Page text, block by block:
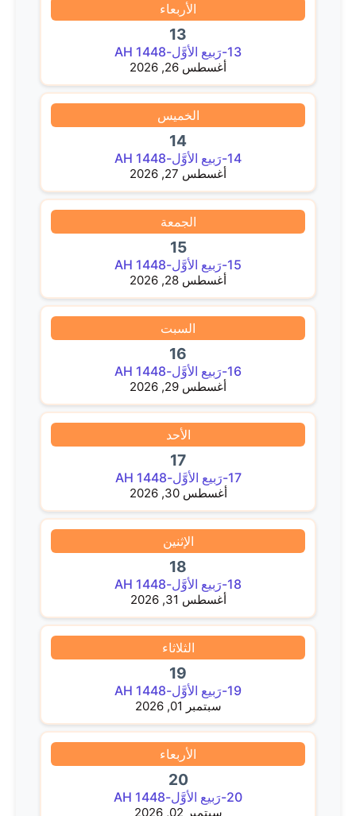
الأربعاء
13
13-رَبيع الأوَّل-1448 AH
أغسطس 26, 2026
الخميس
14
14-رَبيع الأوَّل-1448 AH
أغسطس 27, 2026
الجمعة
15
15-رَبيع الأوَّل-1448 AH
أغسطس 28, 2026
السبت
16
16-رَبيع الأوَّل-1448 AH
أغسطس 29, 2026
الأحد
17
17-رَبيع الأوَّل-1448 AH
أغسطس 30, 2026
الإثنين
18
18-رَبيع الأوَّل-1448 AH
أغسطس 31, 2026
الثلاثاء
19
19-رَبيع الأوَّل-1448 AH
سبتمبر 01, 2026
الأربعاء
20
20-رَبيع الأوَّل-1448 AH
سبتمبر 02, 2026